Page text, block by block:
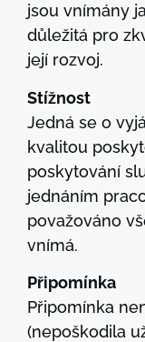
jsou vnímány
důležitá pro
její rozvoj.
Stížnost
Jedná se o
kvalitou
poskytování
jednáním
považováno
vnímá.
Připomínka
Připomínka
(nepoškodila